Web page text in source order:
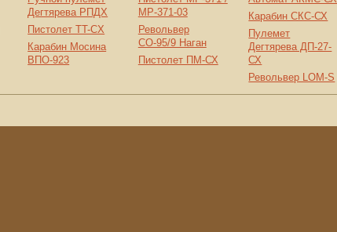
Дегтярева РПДХ
Пистолет TT-CX
Карабин Мосина
ВПО-923
МР-371-03
Револьвер
СО-95/9 Наган
Пистолет ПМ-СХ
Карабин СКС-СХ
Пулемет
Дегтярева ДП-27-
СХ
Револьвер LOM-S